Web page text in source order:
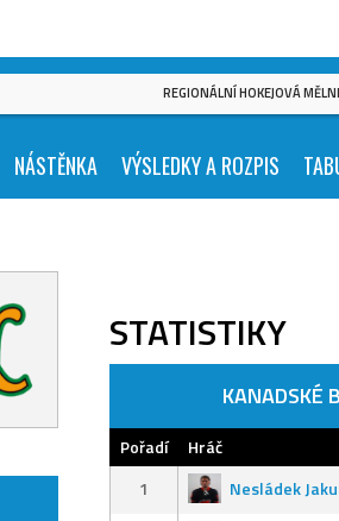
REGIONÁLNÍ HOKEJOVÁ
NÁSTĚNKA VÝSLEDKY A ROZPIS
STATISTIKY
KANADSKÉ
Pořadí Hráč
1
Nesládek